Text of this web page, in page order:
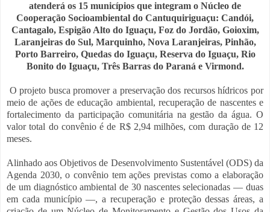
atenderá os 15 municípios que integram o Núcleo de
Cooperação Socioambiental do Cantuquiriguaçu: Candói,
Cantagalo, Espigão Alto do Iguaçu, Foz do Jordão, Goioxim,
Laranjeiras do Sul, Marquinho, Nova Laranjeiras, Pinhão,
Porto Barreiro, Quedas do Iguaçu, Reserva do Iguaçu, Rio
Bonito do Iguaçu, Três Barras do Paraná e Virmond.
O projeto busca promover a preservação dos recursos hídricos por
meio de ações de educação ambiental, recuperação de nascentes e
fortalecimento da participação comunitária na gestão da água. O
valor total do convênio é de R$ 2,94 milhões, com duração de 12
meses.
Alinhado aos Objetivos de Desenvolvimento Sustentável (ODS) da
Agenda 2030, o convênio tem ações previstas como a elaboração
de um diagnóstico ambiental de 30 nascentes selecionadas — duas
em cada município —, a recuperação e proteção dessas áreas, a